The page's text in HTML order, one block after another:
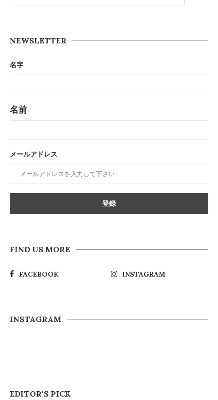
NEWSLETTER
名字
名前
メールアドレス
FIND US MORE
FACEBOOK INSTAGRAM
INSTAGRAM
EDITOR'S PICK